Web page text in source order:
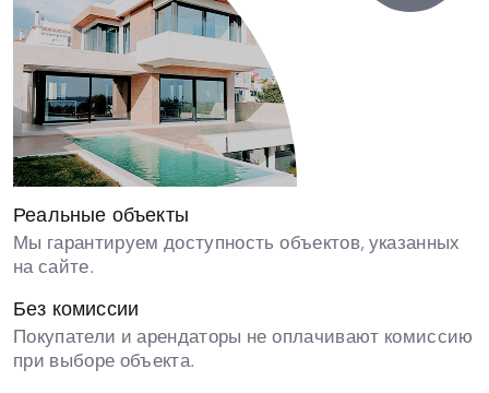
Реальные объекты
Мы гарантируем доступность объектов, указанных
на сайте.
Без комиссии
Покупатели и арендаторы не оплачивают комиссию
при выборе объекта.